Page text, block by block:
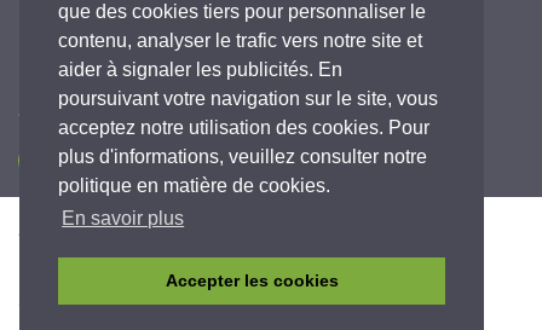
que des cookies tiers pour personnaliser le
contenu, analyser le trafic vers notre site et
aider à signaler les publicités. En
poursuivant votre navigation sur le site, vous
acceptez notre utilisation des cookies. Pour
plus d'informations, veuillez consulter notre
politique en matière de cookies.
En savoir plus
Accepter les cookies
Peak HQ tel:+44 141 812 8100
Peak FR tel:+33 (0)1 64 86 29 82
Connectez-vous avec nous
Accessibilité Politique de Confidentialité
Déclaration de garantie
Termes et conditions
© Copyright 2026 Peak Scientific Instruments. All rights